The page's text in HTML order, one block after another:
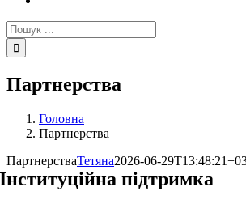
Пошук
...
Партнерства
Головна
Партнерства
ПартнерстваТетяна2026-06-
Інституційна підтримка